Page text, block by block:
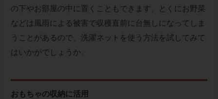
の下やお部屋の中に置くこともできます。とくにお野菜
などは風雨による被害で収穫直前に台無しになってしま
うことがあるので、洗濯ネットを使う方法を試してみて
はいかがでしょうか。
おもちゃの収納に活用